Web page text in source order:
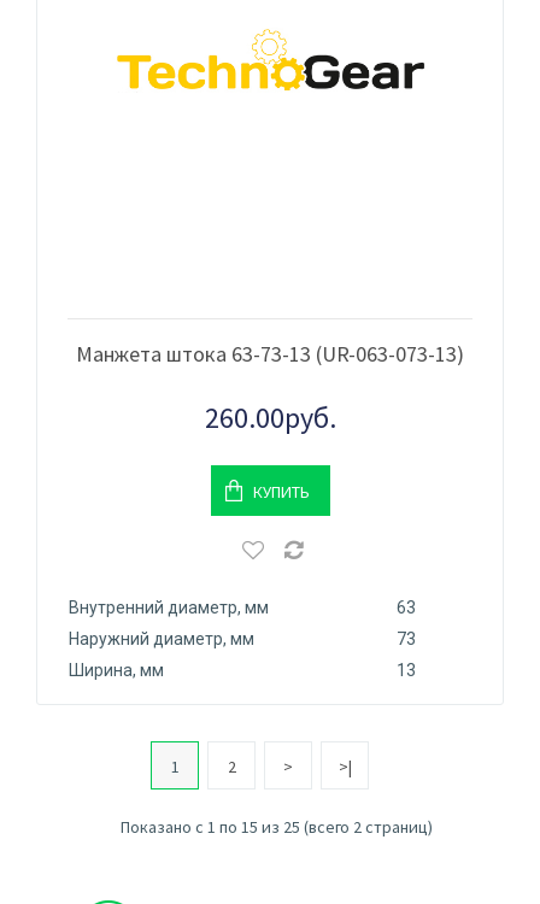
Манжета штока 63-73-13 (UR-063-073-13)
260.00руб.
КУПИТЬ
Внутренний диаметр, мм
63
Наружний диаметр, мм
73
Ширина, мм
13
1 2 > >|
Показано с 1 по 15 из 25 (всего 2 страниц)